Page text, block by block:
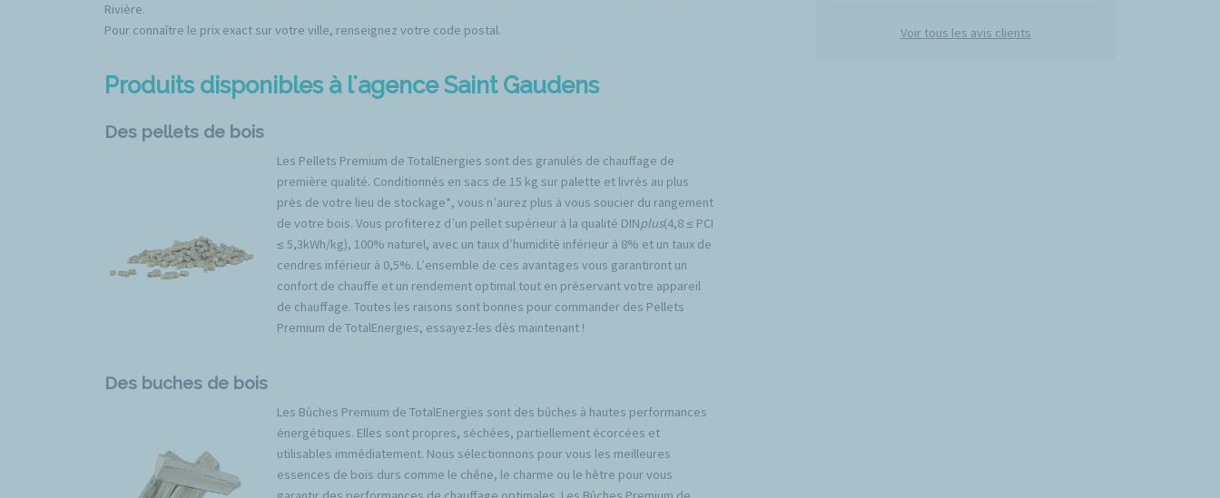
Rivière.
Pour connaître le prix exact sur votre ville, renseignez votre code postal.
Produits disponibles à l'agence Saint Gaudens
Des pellets de bois
Les Pellets Premium de TotalEnergies sont des granulés de chauffage de
première qualité. Conditionnés en sacs de 15 kg sur palette et livrés au plus
près de votre lieu de stockage*, vous n’aurez plus à vous soucier du rangement
de votre bois. Vous profiterez d’un pellet supérieur à la qualité DINplus(4,8 ≤ PCI
≤ 5,3kWh/kg), 100% naturel, avec un taux d’humidité inférieur à 8% et un taux de
cendres inférieur à 0,5%. L’ensemble de ces avantages vous garantiront un
confort de chauffe et un rendement optimal tout en préservant votre appareil
de chauffage. Toutes les raisons sont bonnes pour commander des Pellets
Premium de TotalEnergies, essayez-les dès maintenant !
Des buches de bois
Les Bûches Premium de TotalEnergies sont des bûches à hautes performances
énergétiques. Elles sont propres, séchées, partiellement écorcées et
utilisables immédiatement. Nous sélectionnons pour vous les meilleures
essences de bois durs comme le chêne, le charme ou le hêtre pour vous
Voir tous les avis clients